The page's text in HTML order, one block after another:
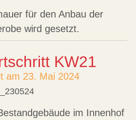
für den Anbau der
wird gesetzt.
KW21
am 23. Mai 2024
im Innenhof